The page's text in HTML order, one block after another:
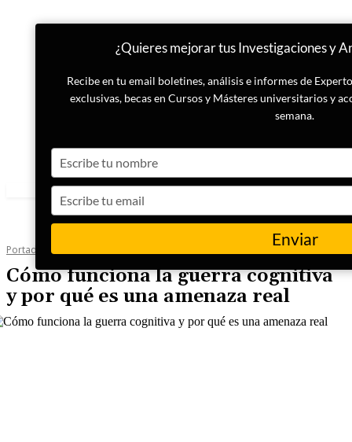
Portada Inteligencia
Cómo funciona la guerra cognitiva
y por qué es una amenaza real
¿Quieres mejorar tus Investigaciones y
Recibe en tu email boletines, análisis e informes de
exclusivas, becas en Cursos y Másteres universitarios y
semana.
your
name
your
email
Enviar